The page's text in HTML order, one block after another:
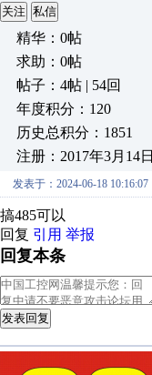
关注 私信
精华：0帖
求助：0帖
帖子：4帖 | 54回
年度积分：120
历史总积分：1851
注册：2017年3月14日
发表于：2024-06-18 10:16:07
搞485可以
回复 引用 举报
回复本条
发表回复